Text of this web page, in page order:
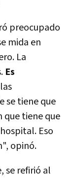
preocupado
mida en
La
Es
se tiene que
que tiene que
Eso
opinó.
se refirió al